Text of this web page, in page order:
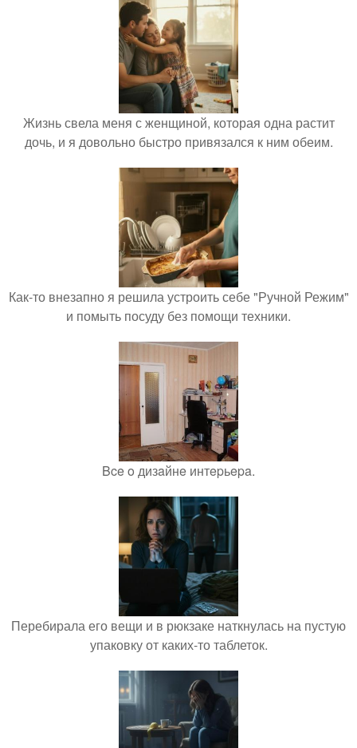
Жизнь свела меня с женщиной, которая одна растит
дочь, и я довольно быстро привязался к ним обеим.
Как-то внезапно я решила устроить себе "Ручной Режим"
и помыть посуду без помощи техники.
Bce o дизaйнe интepьepa.
Перебирала его вещи и в рюкзаке наткнулась на пустую
упаковку от каких-то таблеток.